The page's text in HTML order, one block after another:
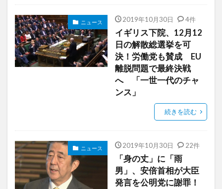
ニュース 2019年10月30日 4件
イギリス下院、12月12
日の解散総選挙を可
決！労働党も賛成 EU
離脱問題で最終決戦
へ 「一世一代のチャ
ンス」
続きを読む
ニュース 2019年10月30日 22件
「身の丈」に「雨
男」、安倍首相が大臣
発言を公明党に謝罪！